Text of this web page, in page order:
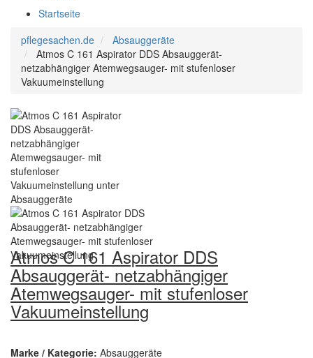
Startseite
pflegesachen.de
Absauggeräte
Atmos C 161 Aspirator DDS Absauggerät-
netzabhängiger Atemwegsauger- mit stufenloser
Vakuumeinstellung
Atmos C 161 Aspirator DDS
Absauggerät- netzabhängiger
Atemwegsauger- mit stufenloser
Vakuumeinstellung
Marke / Kategorie: Absauggeräte